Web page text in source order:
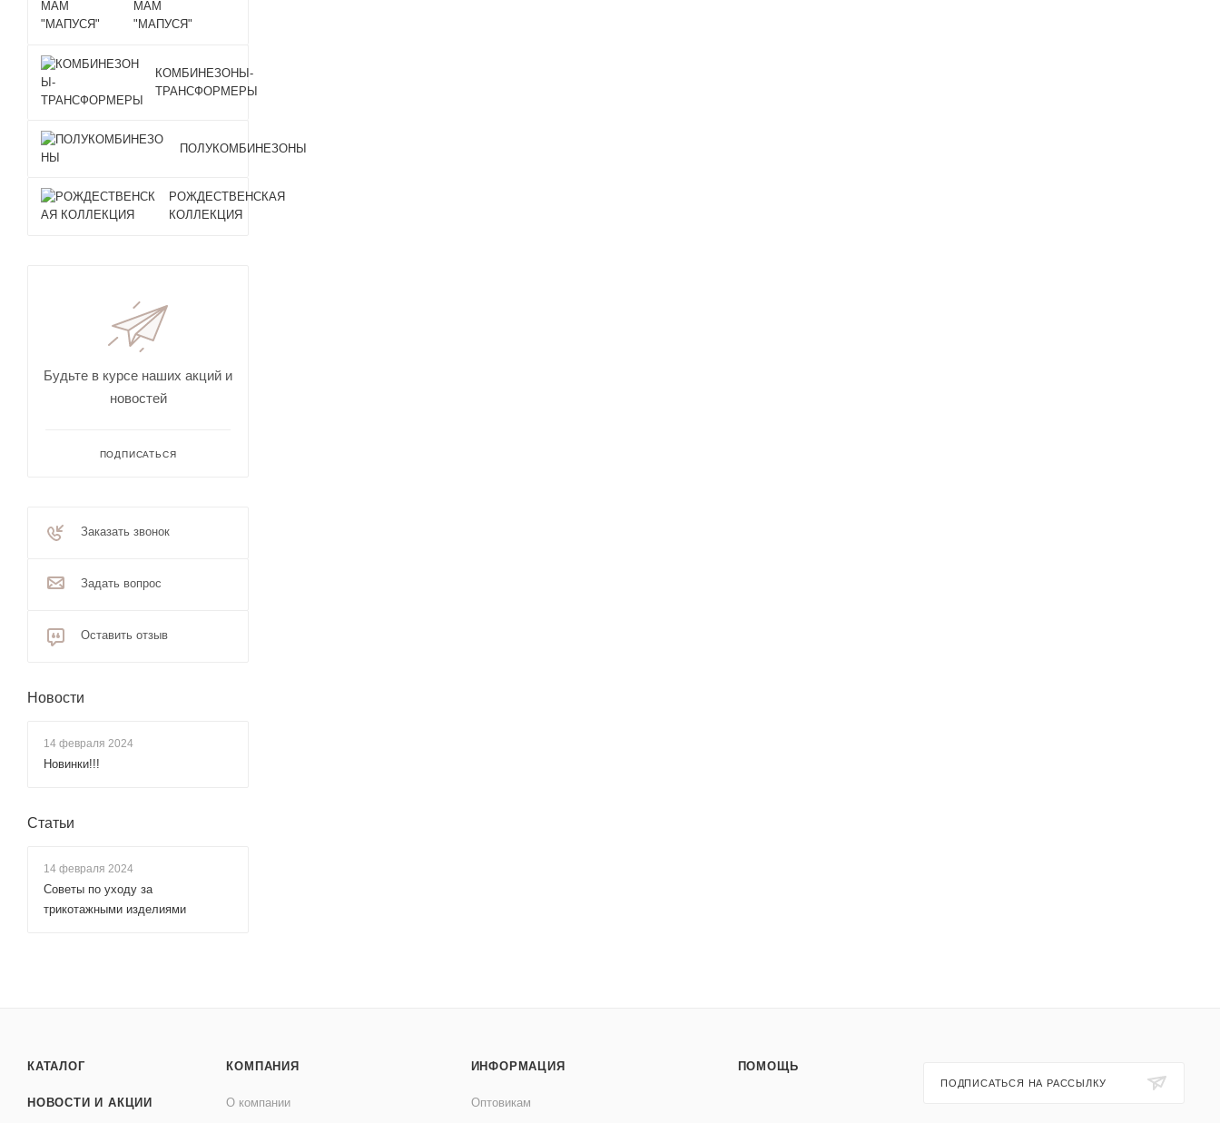
МАМ
"МАПУСЯ"
КОМБИНЕЗОНЫ-
ТРАНСФОРМЕРЫ
ПОЛУКОМБИНЕЗОНЫ
РОЖДЕСТВЕНСКАЯ
КОЛЛЕКЦИЯ
Будьте в курсе наших акций и
новостей
ПОДПИСАТЬСЯ
Заказать звонок
Задать вопрос
Оставить отзыв
Новости
14 февраля 2024
Новинки!!!
Статьи
14 февраля 2024
Советы по уходу за
трикотажными изделиями
КАТАЛОГ
НОВОСТИ И АКЦИИ
КОМПАНИЯ
О компании
ИНФОРМАЦИЯ
Оптовикам
ПОМОЩЬ
ПОДПИСАТЬСЯ НА РАССЫЛКУ